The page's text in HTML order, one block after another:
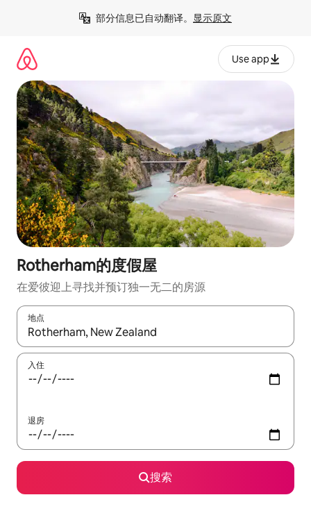
部分信息已自动翻译。 显示原文
Use app
Rotherham的度假屋
在爱彼迎上寻找并预订独一无二的房源
地点
如有搜索结果，请使用上下方向键查看，或通过点击或滑动手势
入住
退房
搜索